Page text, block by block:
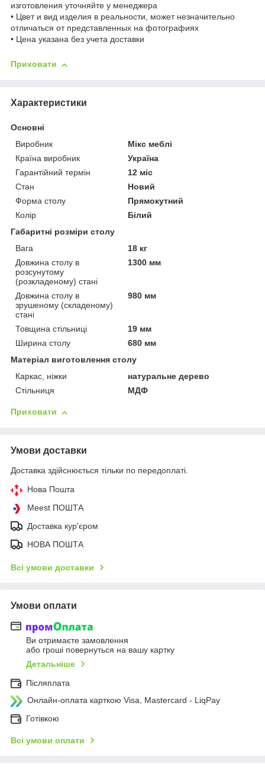
изготовления уточняйте у менеджера
• Цвет и вид изделия в реальности, может незначительно
отличаться от представленных на фотографиях
• Цена указана без учета доставки
Приховати
Характеристики
Основні
Виробник
Мікс меблі
Країна виробник
Україна
Гарантійний термін
12 міс
Стан
Новий
Форма столу
Прямокутний
Колір
Білий
Габаритні розміри столу
Вага
18 кг
Довжина столу в
розсунутому
(розкладеному) стані
1300 мм
Довжина столу в
зрушеному (складеному)
стані
980 мм
Товщина стільниці
19 мм
Ширина столу
680 мм
Матеріал виготовлення столу
Каркас, ніжки
натуральне дерево
Стільниця
МДФ
Приховати
Умови доставки
Доставка здійснюється тільки по передоплаті.
Нова Пошта
Meest ПОШТА
Доставка кур'єром
НОВА ПОШТА
Всі умови доставки
Умови оплати
Ви отримаєте замовлення
або гроші повернуться на вашу картку
Детальніше
Післяплата
Онлайн-оплата карткою Visa, Mastercard - LiqPay
Готівкою
Всі умови оплати